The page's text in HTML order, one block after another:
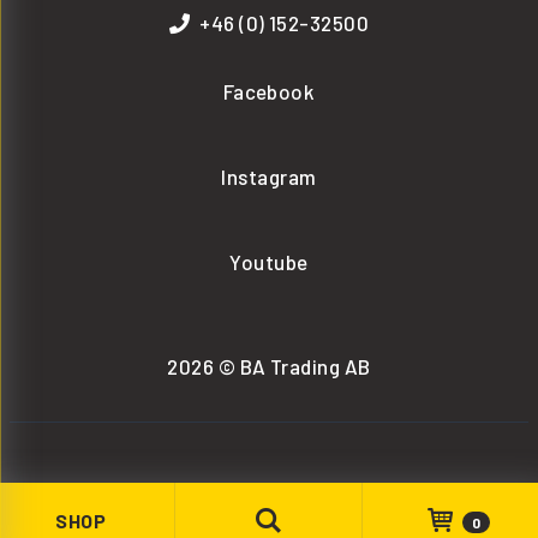
SHOP 0
+46 (0) 152-32500
Facebook
Instagram
Youtube
2026 © BA Trading AB